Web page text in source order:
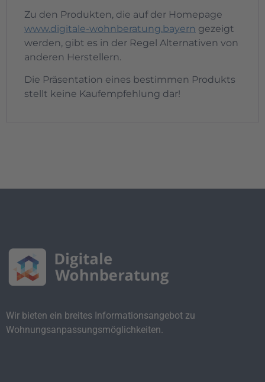
Zu den Produkten, die auf der Homepage
www.digitale-wohnberatung.bayern gezeigt
werden, gibt es in der Regel Alternativen von
anderen Herstellern.
Die Präsentation eines bestimmen Produkts
stellt keine Kaufempfehlung dar!
Wir bieten ein breites Informationsangebot zu
Wohnungsanpassungsmöglichkeiten.